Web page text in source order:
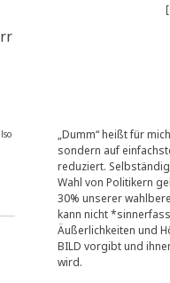
„Dumm“ heißt für
sondern auf
reduziert.
Wahl von Politikern
30% unserer
kann nicht
Äußerlichkeiten und
BILD vorgibt und
wird.